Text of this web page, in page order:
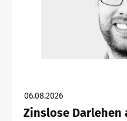
06.08.2026
Zinslose Darlehen